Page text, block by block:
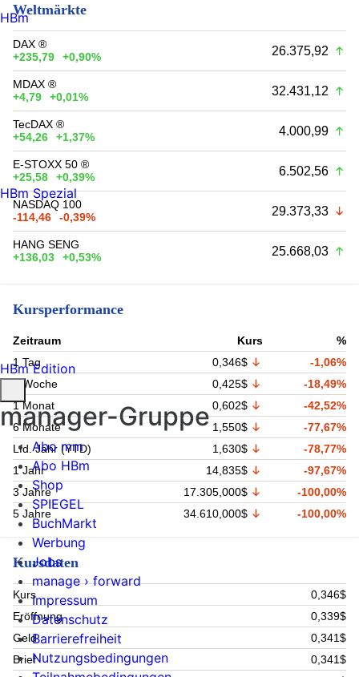
Weltmärkte
DAX ®
+235,79
+0,90% 26.375,92
MDAX ®
+4,79
+0,01% 32.431,12
TecDAX ®
+54,26
+1,37% 4.000,99
E-STOXX 50 ®
+25,58
+0,39% 6.502,56
NASDAQ 100
-114,46
-0,39% 29.373,33
HANG SENG
+136,03
+0,53% 25.668,03
Kursperformance
Zeitraum Kurs
%
1 Tag
0,346$
-1,06%
1 Woche
0,425$
-18,49%
1 Monat
0,602$
-42,52%
6 Monate
1,550$
-77,67%
Lfd. Jahr (YTD)
1,630$
-78,77%
1 Jahr
14,835$
-97,67%
3 Jahre
17.305,000$
-100,00%
5 Jahre
34.610,000$ -100,00%
Kursdaten
Kurs
0,346$
Eröffnung
0,339$
Geld
0,341$
Brief
0,341$
HBm
HBm Spezial
HBm Edition
manager-Gruppe
Abo mm
Abo HBm
Shop
SPIEGEL
BuchMarkt
Werbung
Jobs
manage › forward
Impressum
Datenschutz
Barrierefreiheit
Nutzungsbedingungen